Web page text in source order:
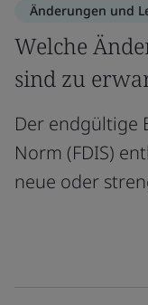
Änderungen und
Welche
sind zu
Der endgültige
Norm (FDIS)
neue oder